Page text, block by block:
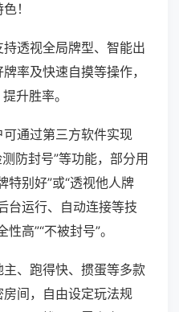
！
透视全局牌型、智能出
率及快速自摸等操作，
升胜率。
通过第三方软件实现
防封号”等功能，部分用
特别好”或“透视他人牌
台运行、自动连接等技
高”“不被封号”。
、跑得快、掼蛋等多款
间，自由设定玩法规